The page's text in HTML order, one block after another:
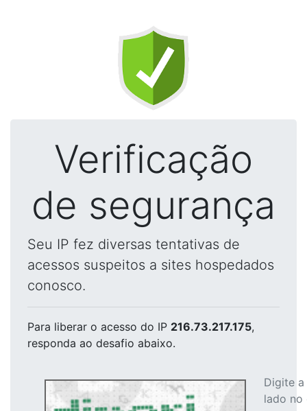
Verificação
de segurança
Seu IP fez diversas tentativas de
acessos suspeitos a sites hospedados
conosco.
Para liberar o acesso do IP 216.73.217.175,
responda ao desafio abaixo.
Digite
lado no